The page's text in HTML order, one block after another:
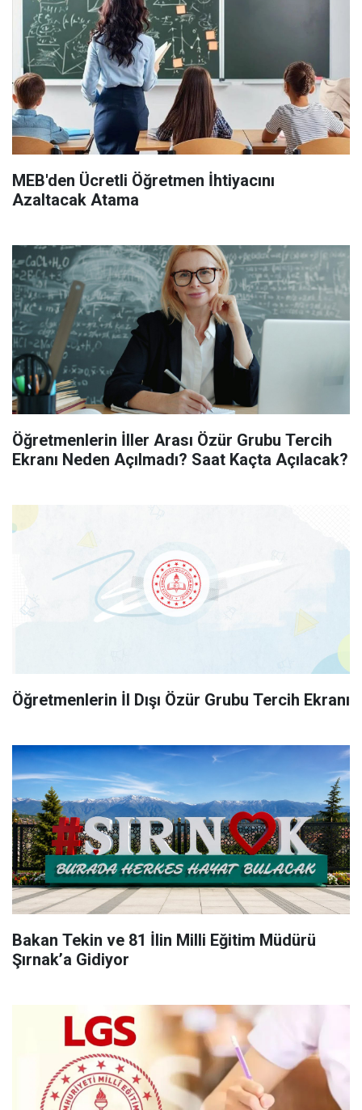
MEB'den Ücretli Öğretmen İhtiyacını
Azaltacak Atama
Öğretmenlerin İller Arası Özür Grubu Tercih
Ekranı Neden Açılmadı? Saat Kaçta Açılacak?
Öğretmenlerin İl Dışı Özür Grubu Tercih Ekranı
Bakan Tekin ve 81 İlin Milli Eğitim Müdürü
Şırnak’a Gidiyor